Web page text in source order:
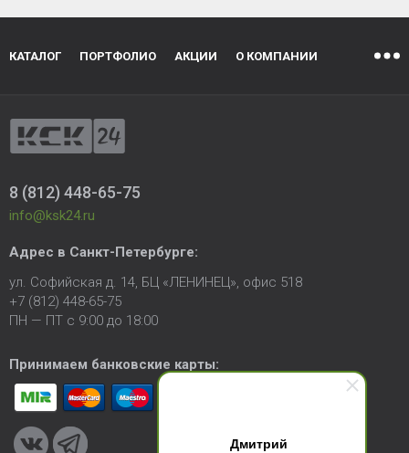
Дмитрий
КАТАЛОГ ПОРТФОЛИО АКЦИИ О КОМПАНИИ
8 (812) 448-65-75
info@ksk24.ru
Адрес в Санкт-Петербурге:
ул. Софийская д. 14, БЦ «ЛЕНИНЕЦ», офис 518
+7 (812) 448-65-75
ПН — ПТ с 9:00 до 18:00
Принимаем банковские карты: